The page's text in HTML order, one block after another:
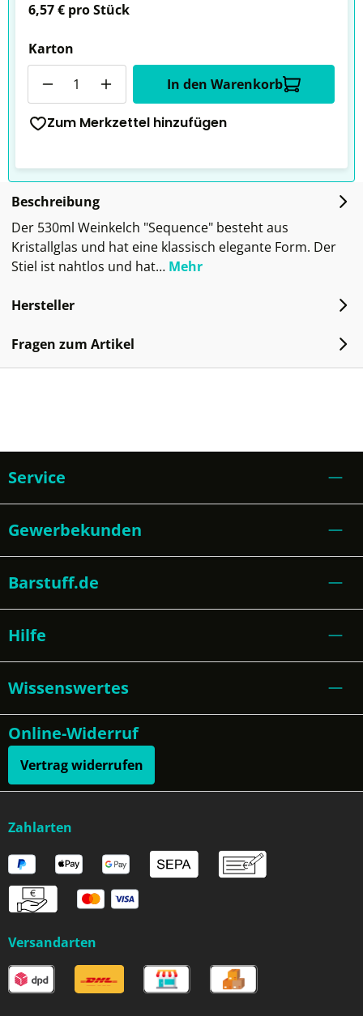
6,57 € pro Stück
Karton
In den Warenkorb
Zum Merkzettel hinzufügen
Beschreibung
Der 530ml Weinkelch "Sequence" besteht aus
Kristallglas und hat eine klassisch elegante Form. Der
Stiel ist nahtlos und hat… Mehr
Hersteller
Fragen zum Artikel
Service
Gewerbekunden
Barstuff.de
Hilfe
Wissenswertes
Online-Widerruf
Vertrag widerrufen
Zahlarten
Versandarten